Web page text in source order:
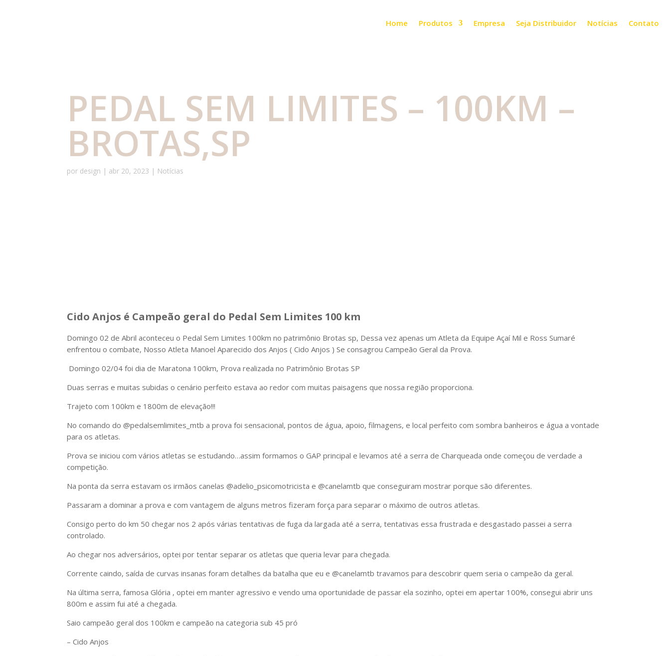
Home Produtos Empresa Seja Distribuidor Notícias Contato
PEDAL SEM LIMITES – 100KM –
BROTAS,SP
por design | abr 20, 2023 | Notícias
Cido Anjos é Campeão geral do Pedal Sem Limites 100 km
Domingo 02 de Abril aconteceu o Pedal Sem Limites 100km no patrimônio Brotas sp, Dessa vez apenas um Atleta da Equipe Açaí Mil e Ross Sumaré
enfrentou o combate, Nosso Atleta Manoel Aparecido dos Anjos ( Cido Anjos ) Se consagrou Campeão Geral da Prova.
Domingo 02/04 foi dia de Maratona 100km, Prova realizada no Patrimônio Brotas SP
Duas serras e muitas subidas o cenário perfeito estava ao redor com muitas paisagens que nossa região proporciona.
Trajeto com 100km e 1800m de elevação!!!
No comando do @pedalsemlimites_mtb a prova foi sensacional, pontos de água, apoio, filmagens, e local perfeito com sombra banheiros e água a vontade
para os atletas.
Prova se iniciou com vários atletas se estudando…assim formamos o GAP principal e levamos até a serra de Charqueada onde começou de verdade a
competição.
Na ponta da serra estavam os irmãos canelas @adelio_psicomotricista e @canelamtb que conseguiram mostrar porque são diferentes.
Passaram a dominar a prova e com vantagem de alguns metros fizeram força para separar o máximo de outros atletas.
Consigo perto do km 50 chegar nos 2 após várias tentativas de fuga da largada até a serra, tentativas essa frustrada e desgastado passei a serra
controlado.
Ao chegar nos adversários, optei por tentar separar os atletas que queria levar para chegada.
Corrente caindo, saída de curvas insanas foram detalhes da batalha que eu e @canelamtb travamos para descobrir quem seria o campeão da geral.
Na última serra, famosa Glória , optei em manter agressivo e vendo uma oportunidade de passar ela sozinho, optei em apertar 100%, consegui abrir uns
800m e assim fui até a chegada.
Saio campeão geral dos 100km e campeão na categoria sub 45 pró
– Cido Anjos